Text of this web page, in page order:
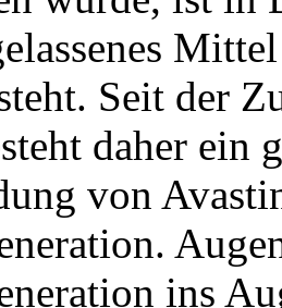
Seit der
daher ein
von
ins